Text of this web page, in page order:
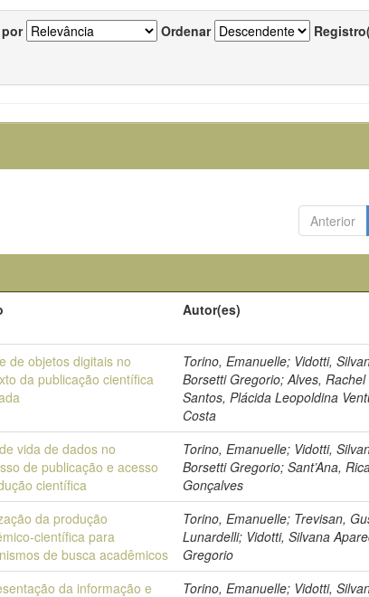
Ordenar
Anterior
Autor(es)
de objetos digitais no
da publicação científica
Torino, Emanuelle; Vidotti,
Borsetti Gregorio; Alves,
Santos, Plácida Leopoldina
Costa
vida de dados no
de publicação e acesso
científica
Torino, Emanuelle; Vidotti,
Borsetti Gregorio; Sant’Ana,
Gonçalves
da produção
científica para
de busca acadêmicos
Torino, Emanuelle; Trevisan,
Lunardelli; Vidotti, Silvana
Gregorio
da informação e Torino, Emanuelle; Vidotti,